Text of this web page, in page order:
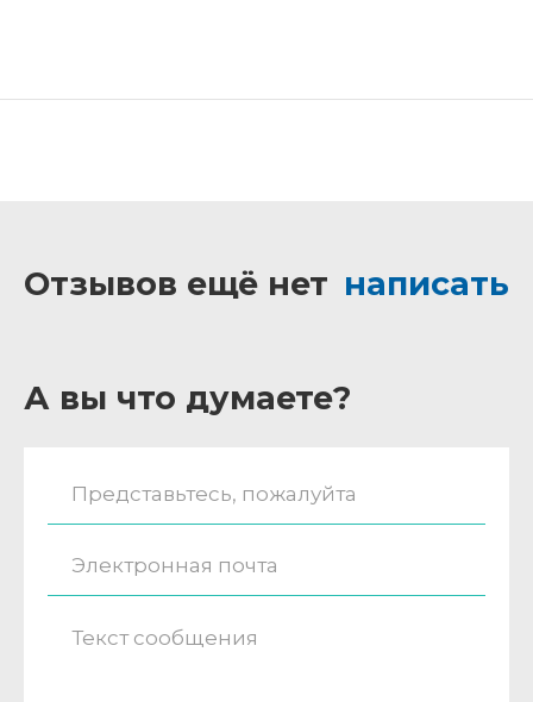
Отзывов ещё нет написать
А вы что думаете?